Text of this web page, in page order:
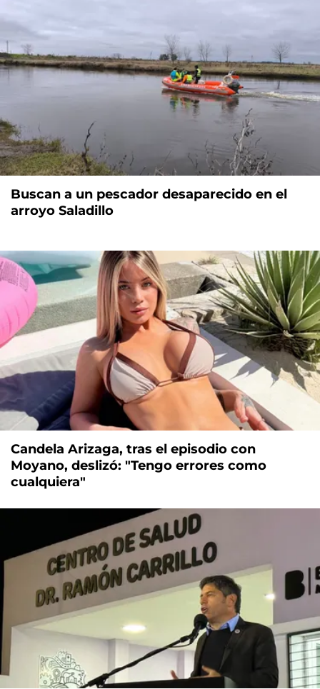
Buscan a un pescador desaparecido en el
arroyo Saladillo
Candela Arizaga, tras el episodio con
Moyano, deslizó: "Tengo errores como
cualquiera"